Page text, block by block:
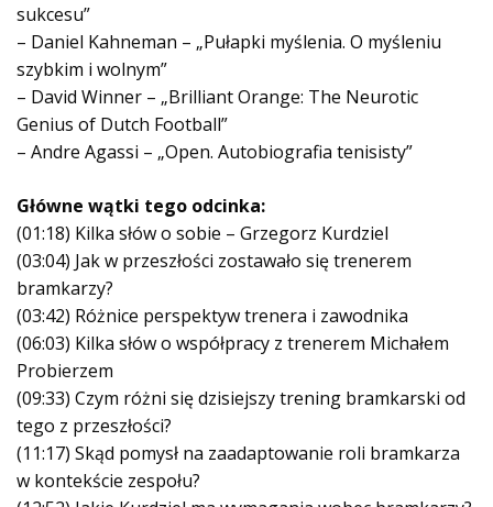
sukcesu”
– Daniel Kahneman – „Pułapki myślenia. O myśleniu
szybkim i wolnym”
– David Winner – „Brilliant Orange: The Neurotic
Genius of Dutch Football”
– Andre Agassi – „Open. Autobiografia tenisisty”
Główne wątki tego odcinka:
(01:18) Kilka słów o sobie – Grzegorz Kurdziel
(03:04) Jak w przeszłości zostawało się trenerem
bramkarzy?
(03:42) Różnice perspektyw trenera i zawodnika
(06:03) Kilka słów o współpracy z trenerem Michałem
Probierzem
(09:33) Czym różni się dzisiejszy trening bramkarski od
tego z przeszłości?
(11:17) Skąd pomysł na zaadaptowanie roli bramkarza
w kontekście zespołu?